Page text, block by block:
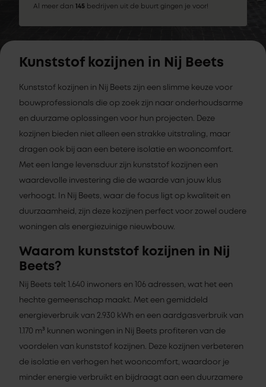
Al meer dan 145 bedrijven uit de buurt gingen je voor!
Kunststof kozijnen in Nij Beets
Kunststof kozijnen in Nij Beets zijn een slimme keuze voor
bouwprofessionals die op zoek zijn naar onderhoudsarme
en duurzame oplossingen voor hun projecten. Deze
kozijnen bieden niet alleen een strakke uitstraling, maar
dragen ook bij aan een betere isolatie en wooncomfort.
Met een lange levensduur zijn kunststof kozijnen een
waardevolle investering die de waarde van jouw klus
verhoogt. In Nij Beets, waar de focus ligt op kwaliteit en
duurzaamheid, zijn deze kozijnen perfect voor zowel oudere
woningen als energiezuinige nieuwbouw.
Waarom kunststof kozijnen in Nij
Beets?
Nij Beets telt 1.640 inwoners en 106 adressen, wat het een
hechte gemeenschap maakt. Met een gemiddeld
energieverbruik van 2.930 kWh en een aardgasverbruik van
1.170 m³ kunnen woningen in Nij Beets profiteren van de
voordelen van kunststof kozijnen. Deze kozijnen verbeteren
de isolatie en verhogen het wooncomfort, waardoor je
minder energie verbruikt en bijdraagt aan een duurzamere